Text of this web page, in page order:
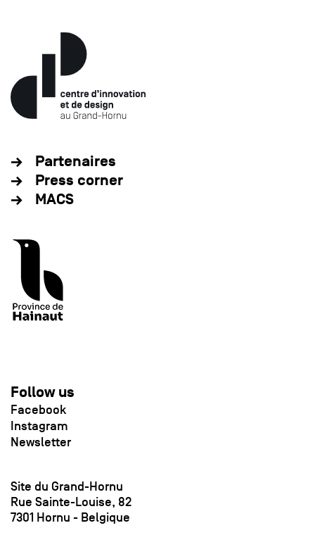
Partenaires
Press corner
MACS
Follow us
Facebook
Instagram
Newsletter
Site du Grand-Hornu
Rue Sainte-Louise, 82
7301 Hornu - Belgique